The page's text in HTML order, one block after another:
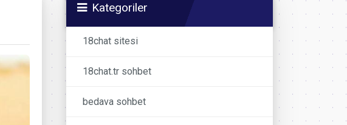
Kategoriler
18chat sitesi
18chat.tr sohbet
bedava sohbet